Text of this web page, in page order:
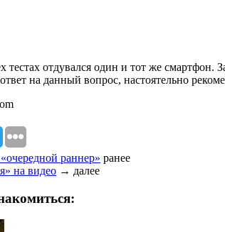
тестах отдувался один и тот же смартфон.
на данный вопрос, настоятельно
раннер» ранее
на видео → далее